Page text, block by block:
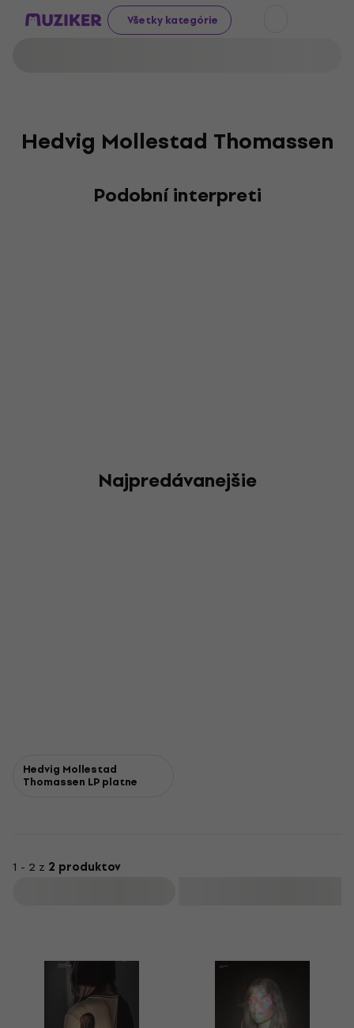
Všetky kategórie
Hedvig Mollestad Thomassen
Podobní interpreti
Najpredávanejšie
Hedvig Mollestad
Thomassen LP platne
1 - 2 z 2 produktov